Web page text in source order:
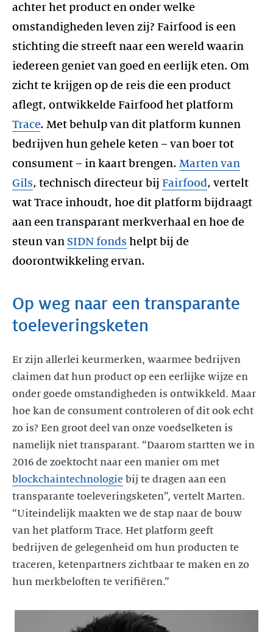
achter het product en onder welke
omstandigheden leven zij? Fairfood is een
stichting die streeft naar een wereld waarin
iedereen geniet van goed en eerlijk eten. Om
zicht te krijgen op de reis die een product
aflegt, ontwikkelde Fairfood het platform
Trace. Met behulp van dit platform kunnen
bedrijven hun gehele keten – van boer tot
consument – in kaart brengen. Marten van
Gils, technisch directeur bij Fairfood, vertelt
wat Trace inhoudt, hoe dit platform bijdraagt
aan een transparant merkverhaal en hoe de
steun van SIDN fonds helpt bij de
Op weg naar een transparante
toeleveringsketen
Er zijn allerlei keurmerken, waarmee bedrijven
claimen dat hun product op een eerlijke wijze en
onder goede omstandigheden is ontwikkeld. Maar
hoe kan de consument controleren of dit ook echt
zo is? Een groot deel van onze voedselketen is
namelijk niet transparant. “Daarom startten we in
2016 de zoektocht naar een manier om met
blockchaintechnologie bij te dragen aan een
transparante toeleveringsketen”, vertelt Marten.
“Uiteindelijk maakten we de stap naar de bouw
van het platform Trace. Het platform geeft
bedrijven de gelegenheid om hun producten te
traceren, ketenpartners zichtbaar te maken en zo